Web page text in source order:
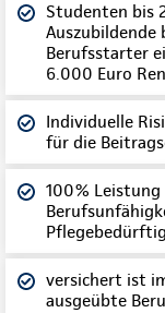
Studenten bis
Auszubildende
Berufsstarter
6.000 Euro
Individuelle
für die
100%
versichert ist
ausgeübte